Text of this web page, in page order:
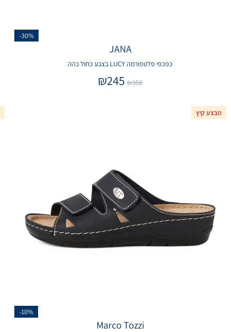
-30%
JANA
כפכפי פלטפורמה LUCY בצבע כחול כהה
₪350
₪245
מבצע קיץ
-10%
Marco Tozzi